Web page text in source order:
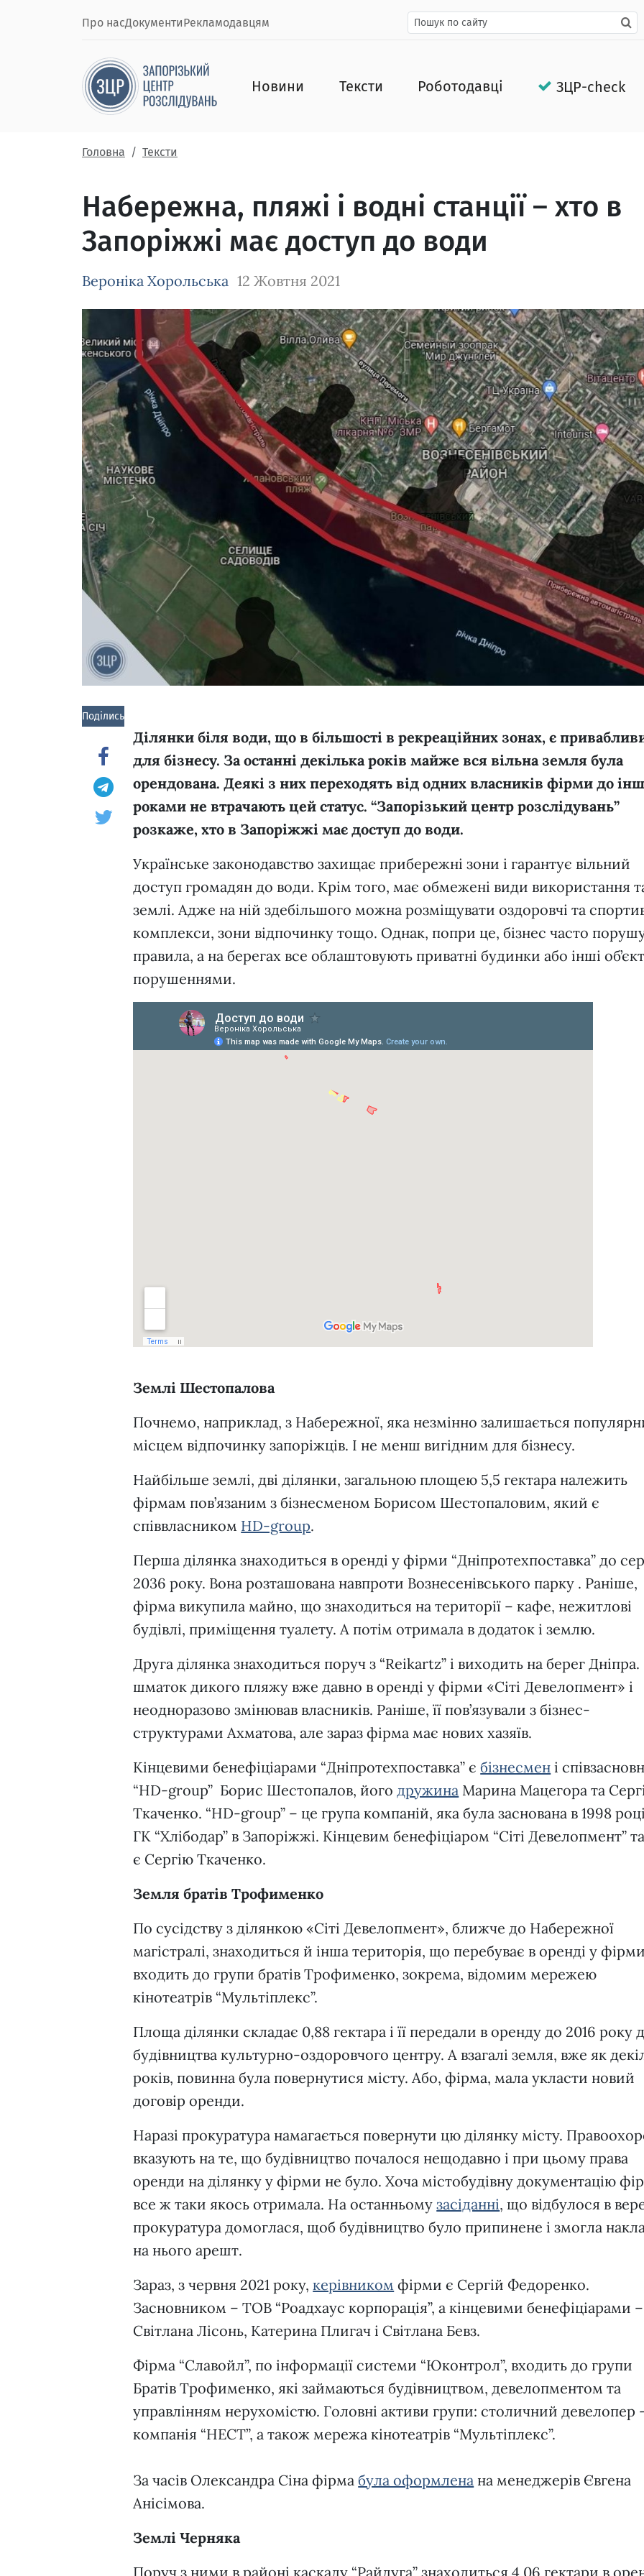
Про насДокументиРекламодавцям
Новини Тексти Роботодавці ЗЦР-check
Головна Тексти
Набережна, пляжі і водні станції – хто в
Запоріжжі має доступ до води
Вероніка Хорольська 12 Жовтня 2021
Зображення завантажується
Поділись!
Ділянки біля води, що в більшості в рекреаційних зонах, є
для бізнесу. За останні декілька років майже вся вільна земля була
орендована. Деякі з них переходять від одних власників фірми до
роками не втрачають цей статус.“Запорізький центр розслідувань”
розкаже, хто в Запоріжжі має доступ до води.
Українське законодавство захищає прибережні зони і гарантує вільний
доступ громадян до води. Крім того, має обмежені види використання
землі. Адже на ній здебільшого можна розміщувати оздоровчі та
комплекси, зони відпочинку тощо. Однак, попри це, бізнес часто
правила, а на берегах все облаштовують приватні будинки або інші
порушеннями.
Землі Шестопалова
Почнемо, наприклад, з Набережної, яка незмінно залишається
місцем відпочинку запоріжців. І не менш вигідним для бізнесу.
Найбільше землі, дві ділянки, загальною площею 5,5 гектара належить
фірмам пов’язаним з бізнесменом Борисом Шестопаловим, який є
співвласником HD-group.
Перша ділянка знаходиться в оренді у фірми “Дніпротехпоставка” до
2036 року. Вона розташована навпроти Вознесенівського парку . Раніше,
фірма викупила майно, що знаходиться на території – кафе, нежитлові
будівлі, приміщення туалету. А потім отримала в додаток і землю.
Друга ділянка знаходиться поруч з “Reikartz” і виходить на берег
шматок дикого пляжу вже давно в оренді у фірми «Сіті Девелопмент» і
неодноразово змінював власників. Раніше, її пов’язували з бізнес-
структурами Ахматова, але зараз фірма має нових хазяїв.
Кінцевими бенефіціарами “Дніпротехпоставка” єбізнесмен і
“HD-group” Борис Шестопалов, його дружина Марина Мацегора та
Ткаченко. “HD-group” – це група компаній, яка була заснована в 1998
ГК “Хлібодар” в Запоріжжі. Кінцевим бенефіціаром “Сіті Девелопмент”
є Сергію Ткаченко.
Земля братів Трофименко
По сусідству з ділянкою «Сіті Девелопмент», ближче до Набережної
магістралі, знаходиться й інша територія, що перебуває в оренді у
входить до групи братів Трофименко, зокрема, відомим мережею
кінотеатрів “Мультіплекс”.
Площа ділянки складає 0,88 гектара і її передали в оренду до 2016 року
будівництва культурно-оздоровчого центру. А взагалі земля, вже як
років, повинна була повернутися місту. Або, фірма, мала укласти новий
договір оренди.
Наразі прокуратура намагається повернути цю ділянку місту.
вказують на те, що будівництво почалося нещодавно і при цьому права
оренди на ділянку у фірми не було. Хоча містобудівну документацію
все ж таки якось отримала. На останньомузасіданні, що відбулося в
прокуратура домоглася, щоб будівництво було припинене і змогла
на нього арешт.
Зараз, з червня 2021 року,керівником фірми є Сергій Федоренко.
Засновником – ТОВ “Роадхаус корпорація”, а кінцевими бенефіціарами –
Світлана Лісонь, Катерина Плигач і Світлана Бевз.
Фірма “Славойл”, по інформації системи “Юконтрол”, входить до групи
Братів Трофименко, які займаються будівництвом, девелопментом та
управлінням нерухомістю. Головні активи групи: столичний девелопер
компанія “НЕСТ”, а також мережа кінотеатрів “Мультіплекс”.
За часів Олександра Сіна фірмабула оформлена на менеджерів Євгена
Анісімова.
Землі Черняка
Поруч з ними в районі каскаду “Райдуга” знаходиться 4,06 гектари в